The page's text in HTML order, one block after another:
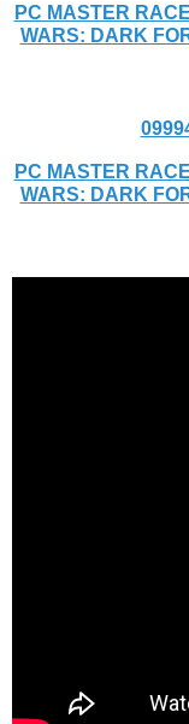
PC MASTER
WARS: DARK
PC MASTER
WARS: DARK